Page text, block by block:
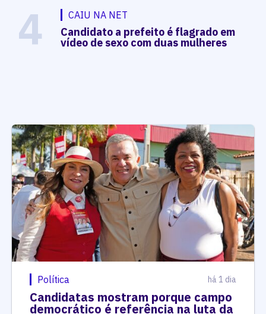
4 CAIU NA NET
Candidato a prefeito é flagrado em
vídeo de sexo com duas mulheres
Política há 1 dia
Candidatas mostram porque campo
democrático é referência na luta da